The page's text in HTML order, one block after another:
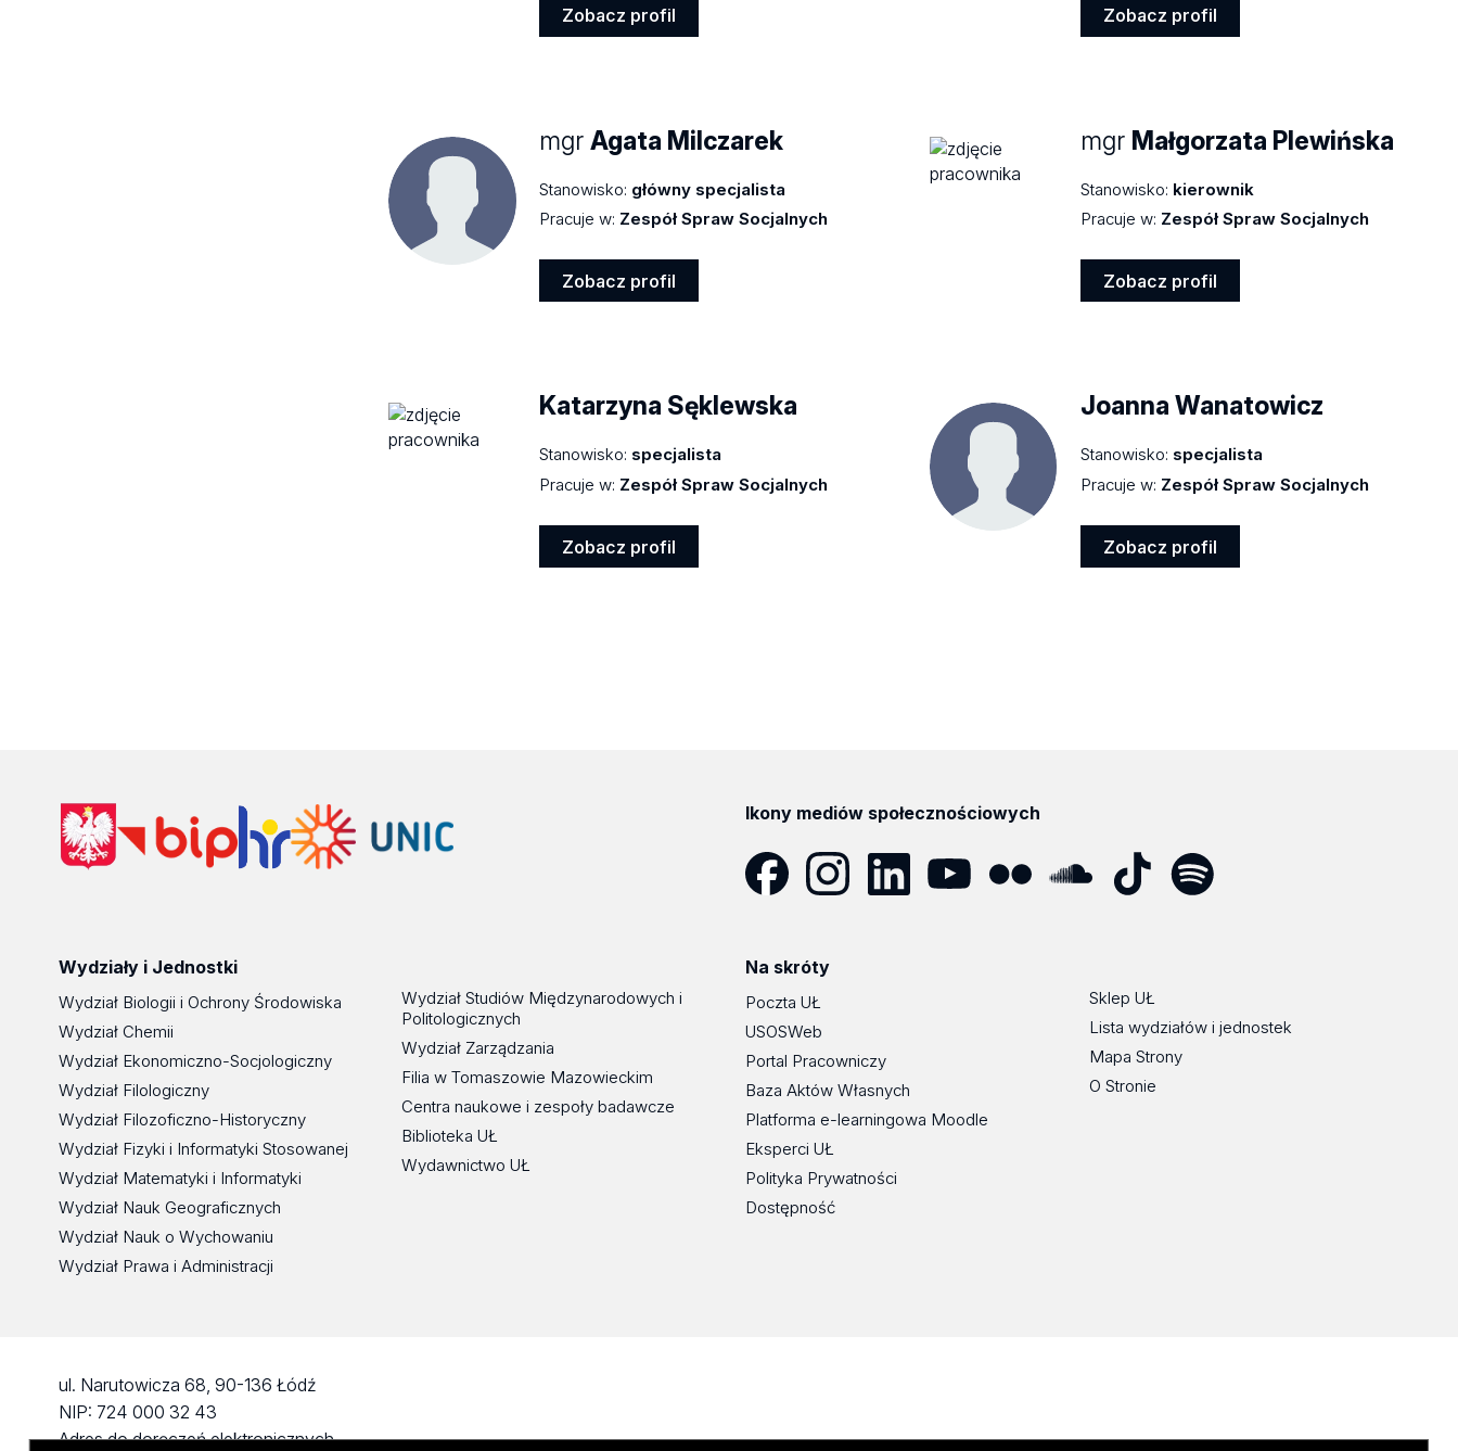
Zobacz profil
Zobacz profil
mgrAgata Milczarek
Stanowisko: główny specjalista
Pracuje w: Zespół Spraw Socjalnych
Zobacz profil
mgr Małgorzata Plewińska
Stanowisko: kierownik
Pracuje w: Zespół Spraw Socjalnych
Zobacz profil
Katarzyna Sęklewska
Stanowisko: specjalista
Pracuje w: Zespół Spraw Socjalnych
Zobacz profil
Joanna Wanatowicz
Stanowisko: specjalista
Pracuje w: Zespół Spraw Socjalnych
Zobacz profil
Ikony mediów społecznościowych
Wydziały i Jednostki
Wydział Biologii i Ochrony Środowiska
Wydział Chemii
Wydział Ekonomiczno-Socjologiczny
Wydział Filologiczny
Wydział Filozoficzno-Historyczny
Wydział Fizyki i Informatyki Stosowanej
Wydział Matematyki i Informatyki
Wydział Nauk Geograficznych
Wydział Nauk o Wychowaniu
Wydział Prawa i Administracji
Wydział Studiów Międzynarodowych i
Politologicznych
Wydział Zarządzania
Filia w Tomaszowie Mazowieckim
Centra naukowe i zespoły badawcze
Biblioteka UŁ
Wydawnictwo UŁ
Na skróty
Poczta UŁ
USOSWeb
Portal Pracowniczy
Baza Aktów Własnych
Platforma e-learningowa Moodle
Eksperci UŁ
Polityka Prywatności
Dostępność
Sklep UŁ
Lista wydziałów i jednostek
Mapa Strony
O Stronie
ul. Narutowicza 68, 90-136 Łódź
NIP: 724 000 32 43
Adres do doręczeń elektronicznych